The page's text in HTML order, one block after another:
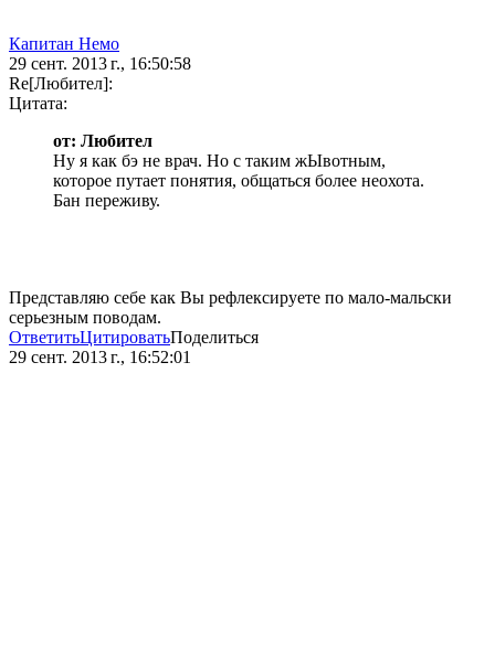
Капитан Немо
29 сент. 2013 г., 16:50:58
Re[Любител]:
Цитата:
от: Любител
Ну я как бэ не врач. Но с таким жЫвотным,
которое путает понятия, общаться более неохота.
Бан переживу.
Представляю себе как Вы рефлексируете по мало-мальски
серьезным поводам.
ОтветитьЦитироватьПоделиться
29 сент. 2013 г., 16:52:01